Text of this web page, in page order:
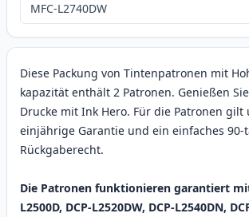
Diese Packung von Tintenpatronen mit
kapazität enthält 2 Patronen. Genießen
Drucke mit Ink Hero. Für die Patronen gilt
einjährige Garantie und ein einfaches 90-
Rückgaberecht.
Die Patronen funktionieren garantiert
L2500D, DCP-L2520DW, DCP-L2540DN,
MFC-L2740DW